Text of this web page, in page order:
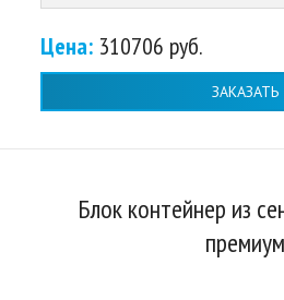
Цена: 310706 руб.
ЗАКАЗАТЬ
Блок контейнер из
премиум